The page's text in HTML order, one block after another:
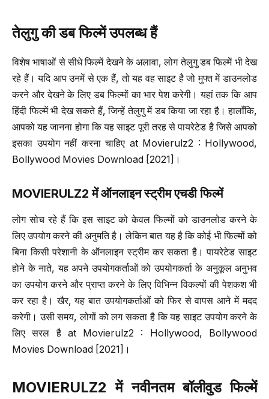
तेलुगु की डब फिल्में उपलब्ध हैं
विशेष भाषाओं से सीधे फिल्में देखने के अलावा, लोग तेलुगु डब फिल्में भी देख
रहे हैं। यदि आप उनमें से एक हैं, तो यह वह साइट है जो मुफ्त में डाउनलोड
करने और देखने के लिए डब फिल्मों का भार पेश करेगी। यहां तक ​​कि आप
हिंदी फिल्में भी देख सकते हैं, जिन्हें तेलुगु में डब किया जा रहा है। हालाँकि,
आपको यह जानना होगा कि यह साइट पूरी तरह से पायरेटेड है जिसे आपको
इसका उपयोग नहीं करना चाहिए at Movierulz2 : Hollywood,
Bollywood Movies Download [2021]।
MOVIERULZ2में ऑनलाइन स्ट्रीम एचडी फिल्में
लोग सोच रहे हैं कि इस साइट को केवल फिल्मों को डाउनलोड करने के
लिए उपयोग करने की अनुमति है। लेकिन बात यह है कि कोई भी फिल्मों को
बिना किसी परेशानी के ऑनलाइन स्ट्रीम कर सकता है। पायरेटेड साइट
होने के नाते, यह अपने उपयोगकर्ताओं को उपयोगकर्ता के अनुकूल अनुभव
का उपयोग करने और प्राप्त करने के लिए विभिन्न विकल्पों की पेशकश भी
कर रहा है। खैर, यह बात उपयोगकर्ताओं को फिर से वापस आने में मदद
करेगी। उसी समय, लोगों को लग सकता है कि यह साइट उपयोग करने के
लिए सरल है at Movierulz2 : Hollywood, Bollywood
Movies Download [2021]।
MOVIERULZ2में नवीनतम बॉलीवुड फिल्में